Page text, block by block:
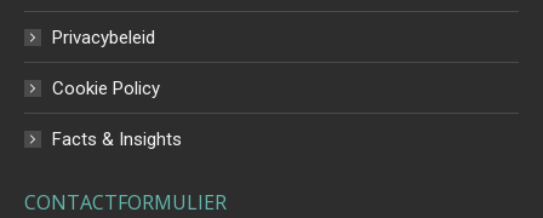
new
window
Privacybeleid
Cookie Policy
Facts & Insights
CONTACTFORMULIER